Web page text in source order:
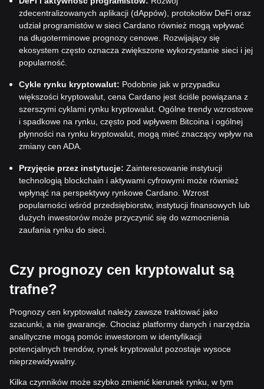
zdecentralizowanych aplikacji (dAppów), protokołów DeFi oraz
udział programistów w sieci Cardano również mogą wpływać
na długoterminowe prognozy cenowe. Rozwijający się
ekosystem często oznacza zwiększone wykorzystanie sieci i jej
popularność.
Cykle rynku kryptowalut: Podobnie jak w przypadku
większości kryptowalut, cena Cardano jest ściśle powiązana z
szerszymi cyklami rynku kryptowalut. Ogólne trendy wzrostowe
i spadkowe na rynku, często pod wpływem Bitcoina i ogólnej
płynności na rynku kryptowalut, mogą mieć znaczący wpływ na
zmiany cen ADA.
Przyjęcie przez instytucje: Zainteresowanie instytucji
technologią blockchain i aktywami cyfrowymi może również
wpłynąć na perspektywy rynkowe Cardano. Wzrost
popularności wśród przedsiębiorstw, instytucji finansowych lub
dużych inwestorów może przyczynić się do wzmocnienia
zaufania rynku do sieci.
Czy prognozy cen kryptowalut są
trafne?
Prognozy cen kryptowalut należy zawsze traktować jako
szacunki, a nie gwarancje. Chociaż platformy danych i narzędzia
analityczne mogą pomóc inwestorom w identyfikacji
potencjalnych trendów, rynek kryptowalut pozostaje wysoce
nieprzewidywalny.
Kilka czynników może szybko zmienić kierunek rynku, w tym